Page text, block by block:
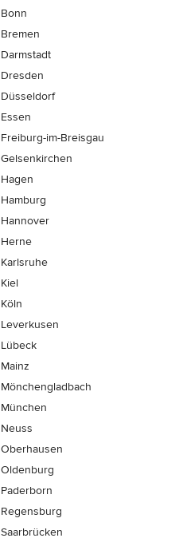
Bonn
Bremen
Darmstadt
Dresden
Düsseldorf
Essen
Freiburg-im-Breisgau
Gelsenkirchen
Hagen
Hamburg
Hannover
Herne
Karlsruhe
Kiel
Köln
Leverkusen
Lübeck
Mainz
Mönchen­gladbach
München
Neuss
Oberhausen
Oldenburg
Paderborn
Regensburg
Saarbrücken